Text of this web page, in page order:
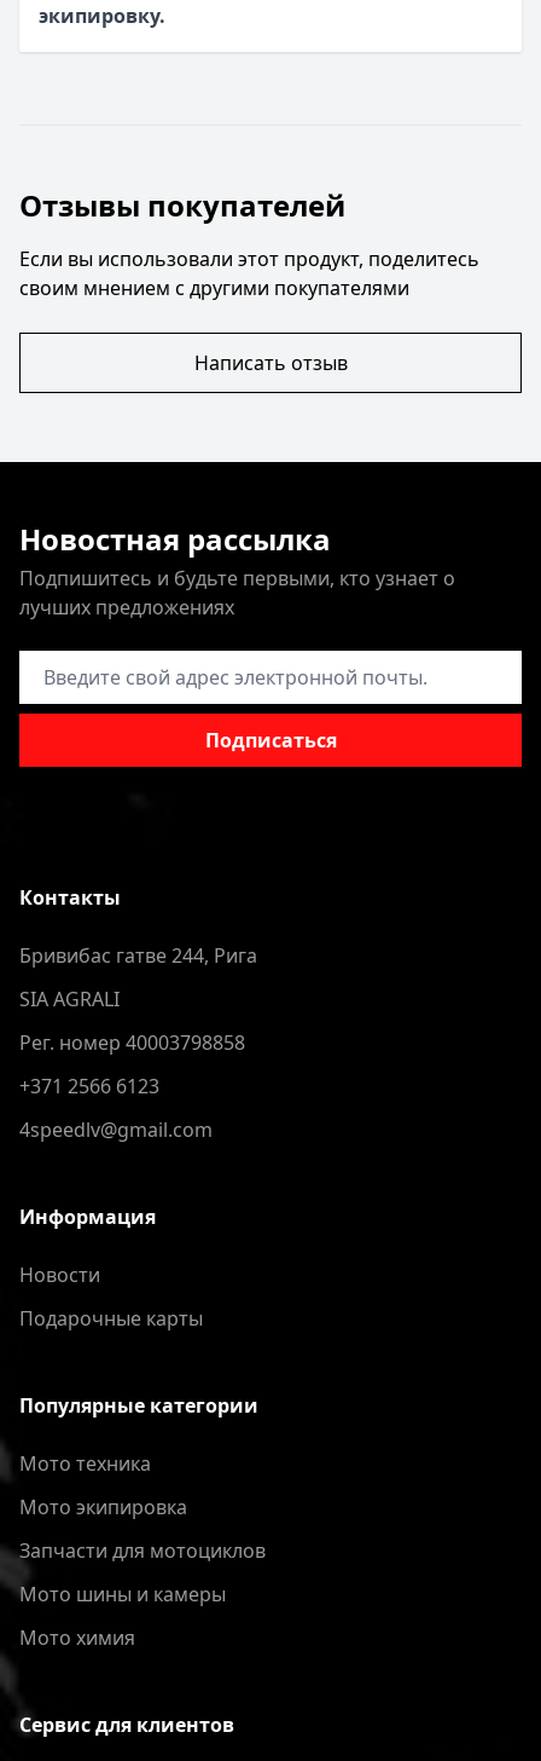
экипировку.
Отзывы покупателей
Если вы использовали этот продукт, поделитесь
своим мнением с другими покупателями
Написать отзыв
Новостная рассылка
Подпишитесь и будьте первыми, кто узнает о
лучших предложениях
Адрес электронной почты
Подписаться
Контакты
Бривибас гатве 244, Рига
SIA AGRALI
Рег. номер 40003798858
+371 2566 6123
4speedlv@gmail.com
Информация
Новости
Подарочные карты
Популярные категории
Мото техника
Мото экипировка
Запчасти для мотоциклов
Мото шины и камеры
Мото химия
Сервис для клиентов